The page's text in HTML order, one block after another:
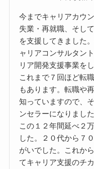
今までキャリアカウ
失業・再就職、そし
を支援してきました
ャリアコンサルタン
リア開発支援事業を
これまで７回ほど転
もあります。転職や
知っていますので、
ンセラーになりました
この１２年間延べ２
した。２０代から７
がいでした。これか
てキャリア支援のチ